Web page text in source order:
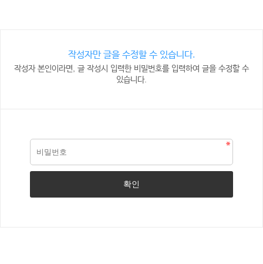
작성자만 글을 수정할 수 있습니다.
작성자 본인이라면, 글 작성시 입력한 비밀번호를 입력하여 글을 수정할 수
있습니다.